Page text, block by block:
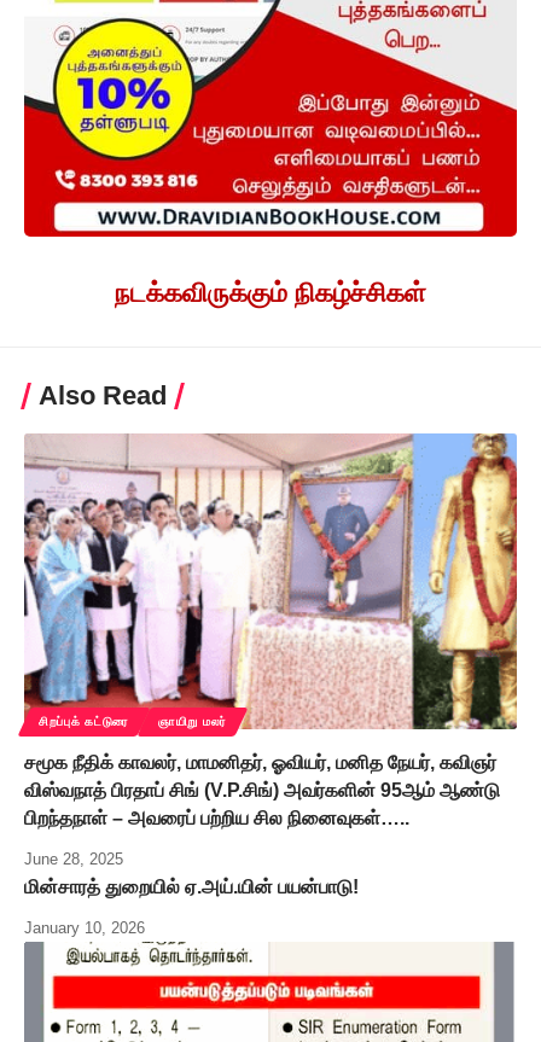
நடக்கவிருக்கும் நிகழ்ச்சிகள்
Also Read
சிறப்புக் கட்டுரை ஞாயிறு மலர்
சமூக நீதிக் காவலர், மாமனிதர், ஓவியர், மனித நேயர், கவிஞர்
விஸ்வநாத் பிரதாப் சிங் (V.P.சிங்) அவர்களின் 95ஆம் ஆண்டு
பிறந்தநாள் – அவரைப் பற்றிய சில நினைவுகள்…..
June 28, 2025
மின்சாரத் துறையில் ஏ.அய்.யின் பயன்பாடு!
January 10, 2026